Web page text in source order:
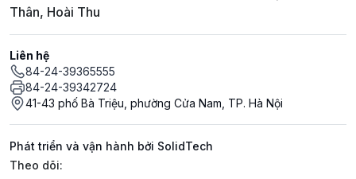
Thân, Hoài Thu
Liên hệ
84-24-39365555
84-24-39342724
41-43 phố Bà Triệu, phường Cửa Nam, TP. Hà Nội
Phát triển và vận hành bởi SolidTech
Mạng xã hội
Theo dõi: